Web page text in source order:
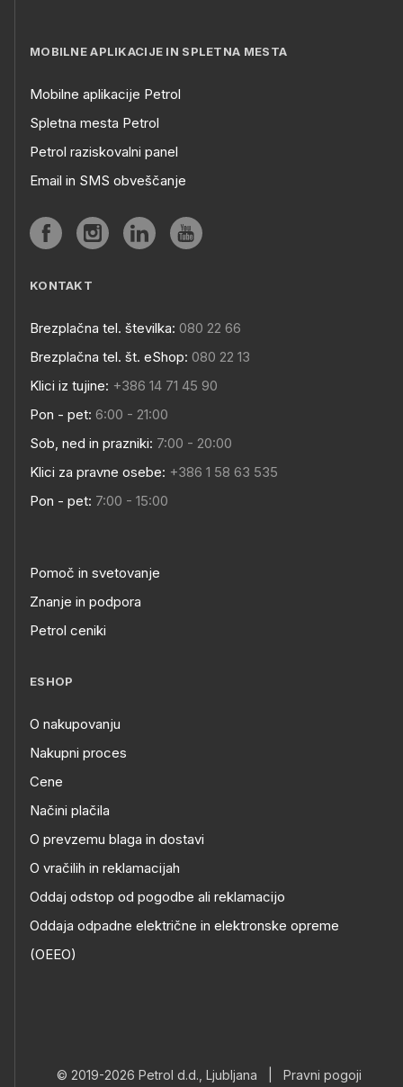
MOBILNE APLIKACIJE IN SPLETNA MESTA
Mobilne aplikacije Petrol
Spletna mesta Petrol
Petrol raziskovalni panel
Email in SMS obveščanje
KONTAKT
Brezplačna tel. številka: 080 22 66
Brezplačna tel. št. eShop: 080 22 13
Klici iz tujine: +386 14 71 45 90
Pon - pet: 6:00 - 21:00
Sob, ned in prazniki: 7:00 - 20:00
Klici za pravne osebe: +386 1 58 63 535
Pon - pet: 7:00 - 15:00
Pomoč in svetovanje
Znanje in podpora
Petrol ceniki
ESHOP
O nakupovanju
Nakupni proces
Cene
Načini plačila
O prevzemu blaga in dostavi
O vračilih in reklamacijah
Oddaj odstop od pogodbe ali reklamacijo
Oddaja odpadne električne in elektronske opreme
(OEEO)
© 2019-2026 Petrol d.d., Ljubljana Pravni pogoji